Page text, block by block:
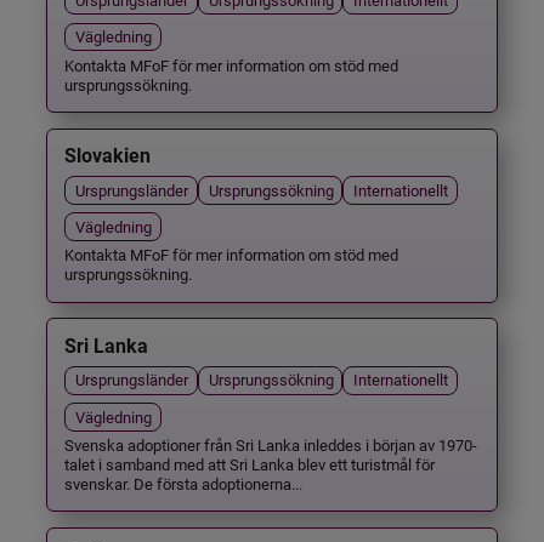
Vägledning
Kontakta MFoF för mer information om stöd med
ursprungssökning.
Slovakien
Ursprungsländer Ursprungssökning
Internationellt
Vägledning
Kontakta MFoF för mer information om stöd med
ursprungssökning.
Sri Lanka
Ursprungsländer Ursprungssökning
Internationellt
Vägledning
Svenska adoptioner från Sri Lanka inleddes i början av 1970-
talet i samband med att Sri Lanka blev ett turistmål för
svenskar. De första adoptionerna...